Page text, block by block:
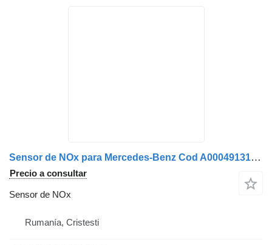
Sensor de NOx para Mercedes-Benz Cod A0004913141 A0101531628 0101531628 camión
Precio a consultar
Sensor de NOx
Rumanía, Cristesti